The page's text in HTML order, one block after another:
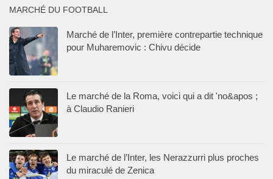
MARCHÉ DU FOOTBALL
Marché de l’Inter, première contrepartie technique
pour Muharemovic : Chivu décide
Le marché de la Roma, voici qui a dit 'no&apos ;
à Claudio Ranieri
Le marché de l’Inter, les Nerazzurri plus proches
du miraculé de Zenica